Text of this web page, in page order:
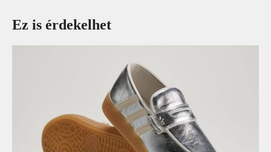
Ez is érdekelhet